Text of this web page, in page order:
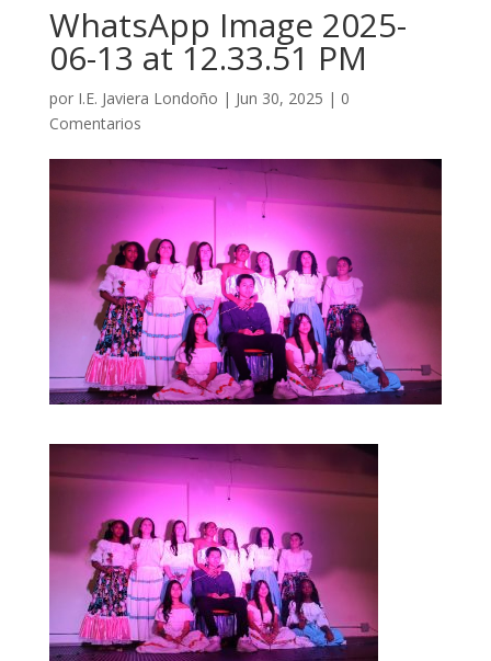
WhatsApp Image 2025-
06-13 at 12.33.51 PM
por I.E. Javiera Londoño | Jun 30, 2025 | 0
Comentarios